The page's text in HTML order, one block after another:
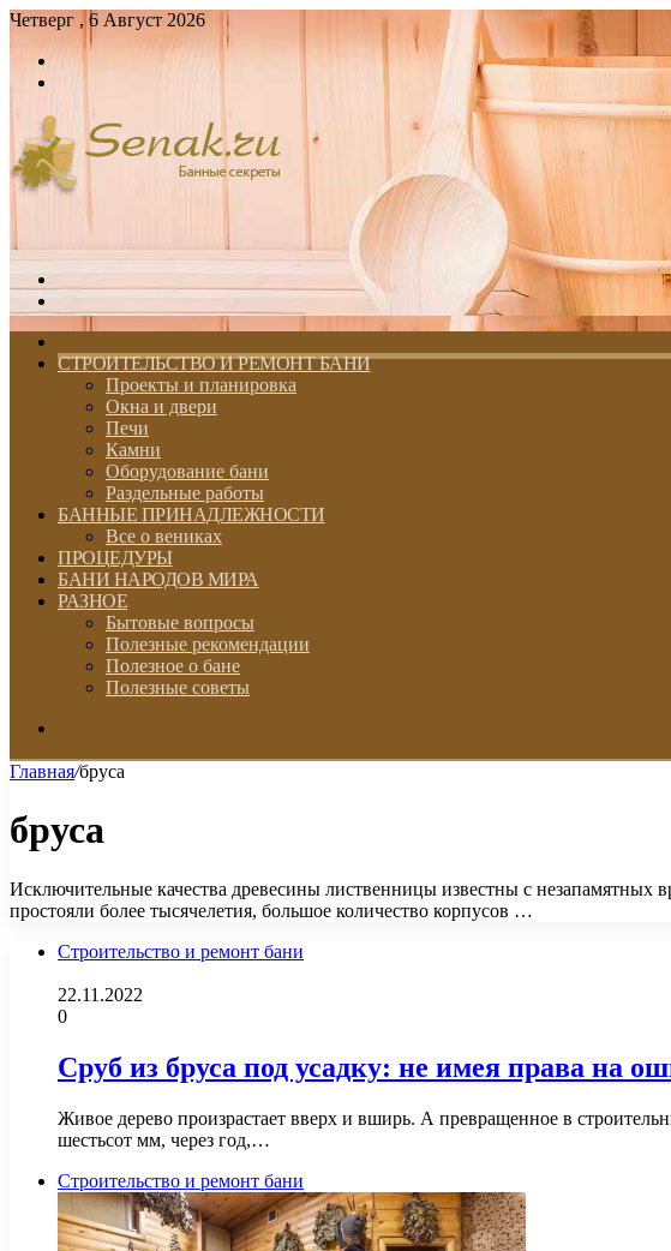
Четверг , 6 Август 2026
Войти
skin
СТРОИТЕЛЬСТВО И РЕМОНТ БАНИ
Проекты и планировка
Окна и двери
Печи
Камни
Оборудование бани
Раздельные работы
БАННЫЕ ПРИНАДЛЕЖНОСТИ
Все о вениках
ПРОЦЕДУРЫ
БАНИ НАРОДОВ МИРА
РАЗНОЕ
Бытовые вопросы
Полезные рекомендации
Полезное о бане
Полезные советы
Главная/бруса
бруса
Исключительные качества древесины лиственницы известны с незапамятных
простояли более тысячелетия, большое количество корпусов …
Строительство и ремонт бани
22.11.2022
0
Сруб из бруса под усадку: не имея права на
Живое дерево произрастает вверх и вширь. А превращенное в
шестьсот мм, через год,…
Строительство и ремонт бани